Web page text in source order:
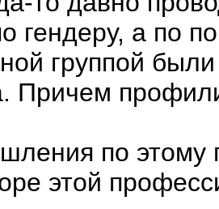
гендеру, а по
группой
Причем
по этому
этой